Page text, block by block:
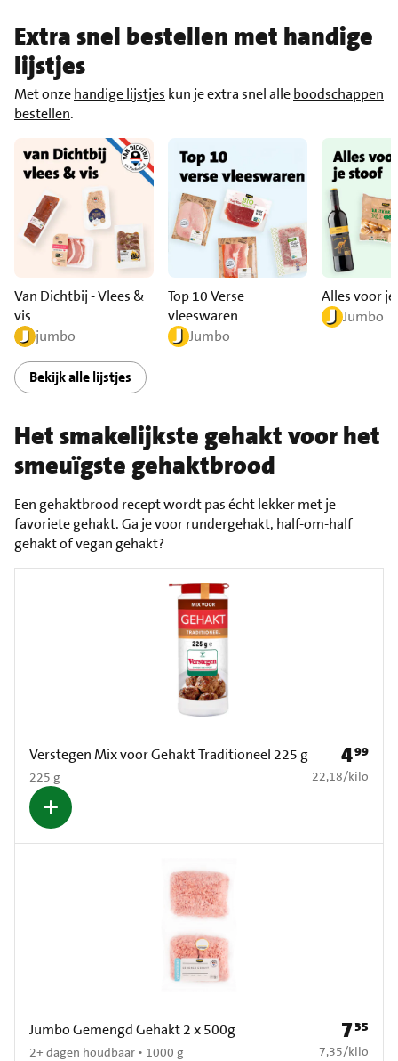
Extra snel bestellen met handige
lijstjes
Met onzehandige lijstjes kun je extra snel alleboodschappen
bestellen.
Van Dichtbij - Vlees &
vis
jumbo
Top 10 Verse
vleeswaren
Jumbo
Alles voor
Jumbo
Bekijk alle lijstjes
Het smakelijkste gehakt voor het
smeuïgste gehaktbrood
Een gehaktbrood recept wordt pas écht lekker met je
favoriete gehakt. Ga je voor rundergehakt, half-om-half
gehakt of vegan gehakt?
Verstegen Mix voor Gehakt Traditioneel 225 g
225 g
Prijs: €
499
€ 22,18 per kilo
22,18/kilo
Jumbo Gemengd Gehakt 2 x 500g
2+ dagen houdbaar • 1000 g
Prijs: €
735
€ 7,35 per kilo
7,35/kilo